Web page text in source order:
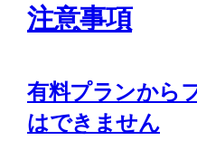
注意事項
有料プランから
はできません